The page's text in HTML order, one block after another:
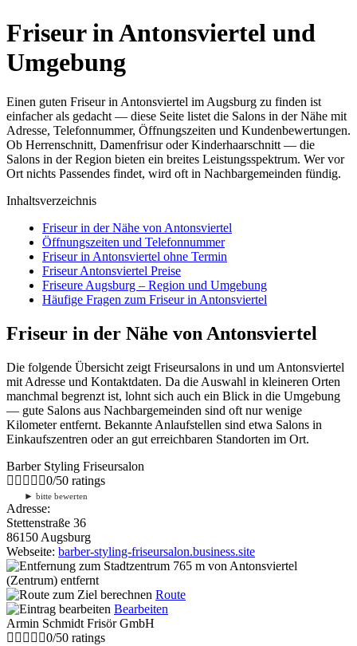
Friseur in Antonsviertel und
Umgebung
Einen guten Friseur in Antonsviertel im Augsburg zu finden ist
einfacher als gedacht — diese Seite listet die Salons in der Nähe mit
Adresse, Telefonnummer, Öffnungszeiten und Kundenbewertungen.
Ob Herrenschnitt, Damenfrisur oder Kinderhaarschnitt — die
Salons in der Region bieten ein breites Leistungsspektrum. Wer vor
Ort nichts Passendes findet, wird oft in Nachbargemeinden fündig.
Inhaltsverzeichnis
Friseur in der Nähe von Antonsviertel
Öffnungszeiten und Telefonnummer
Friseur in Antonsviertel ohne Termin
Friseur Antonsviertel Preise
Friseure Augsburg – Region und Umgebung
Häufige Fragen zum Friseur in Antonsviertel
Friseur in der Nähe von Antonsviertel
Die folgende Übersicht zeigt Friseursalons in und um Antonsviertel
mit Adresse und Kontaktdaten. Da die Auswahl in kleineren Orten
manchmal begrenzt ist, lohnt sich auch ein Blick in die Umgebung
— gute Salons aus Nachbargemeinden sind oft nur wenige
Kilometer entfernt. Bekannte Anlaufstellen sind etwa Salons in
Einkaufszentren oder an gut erreichbaren Standorten im Ort.
Barber Styling Friseursalon
0/50 ratings
► bitte bewerten
Adresse:
Stettenstraße 36
86150 Augsburg
Webseite: barber-styling-friseursalon.business.site
765 m von Antonsviertel
(Zentrum) entfernt
Route
Bearbeiten
Armin Schmidt Frisör GmbH
0/50 ratings